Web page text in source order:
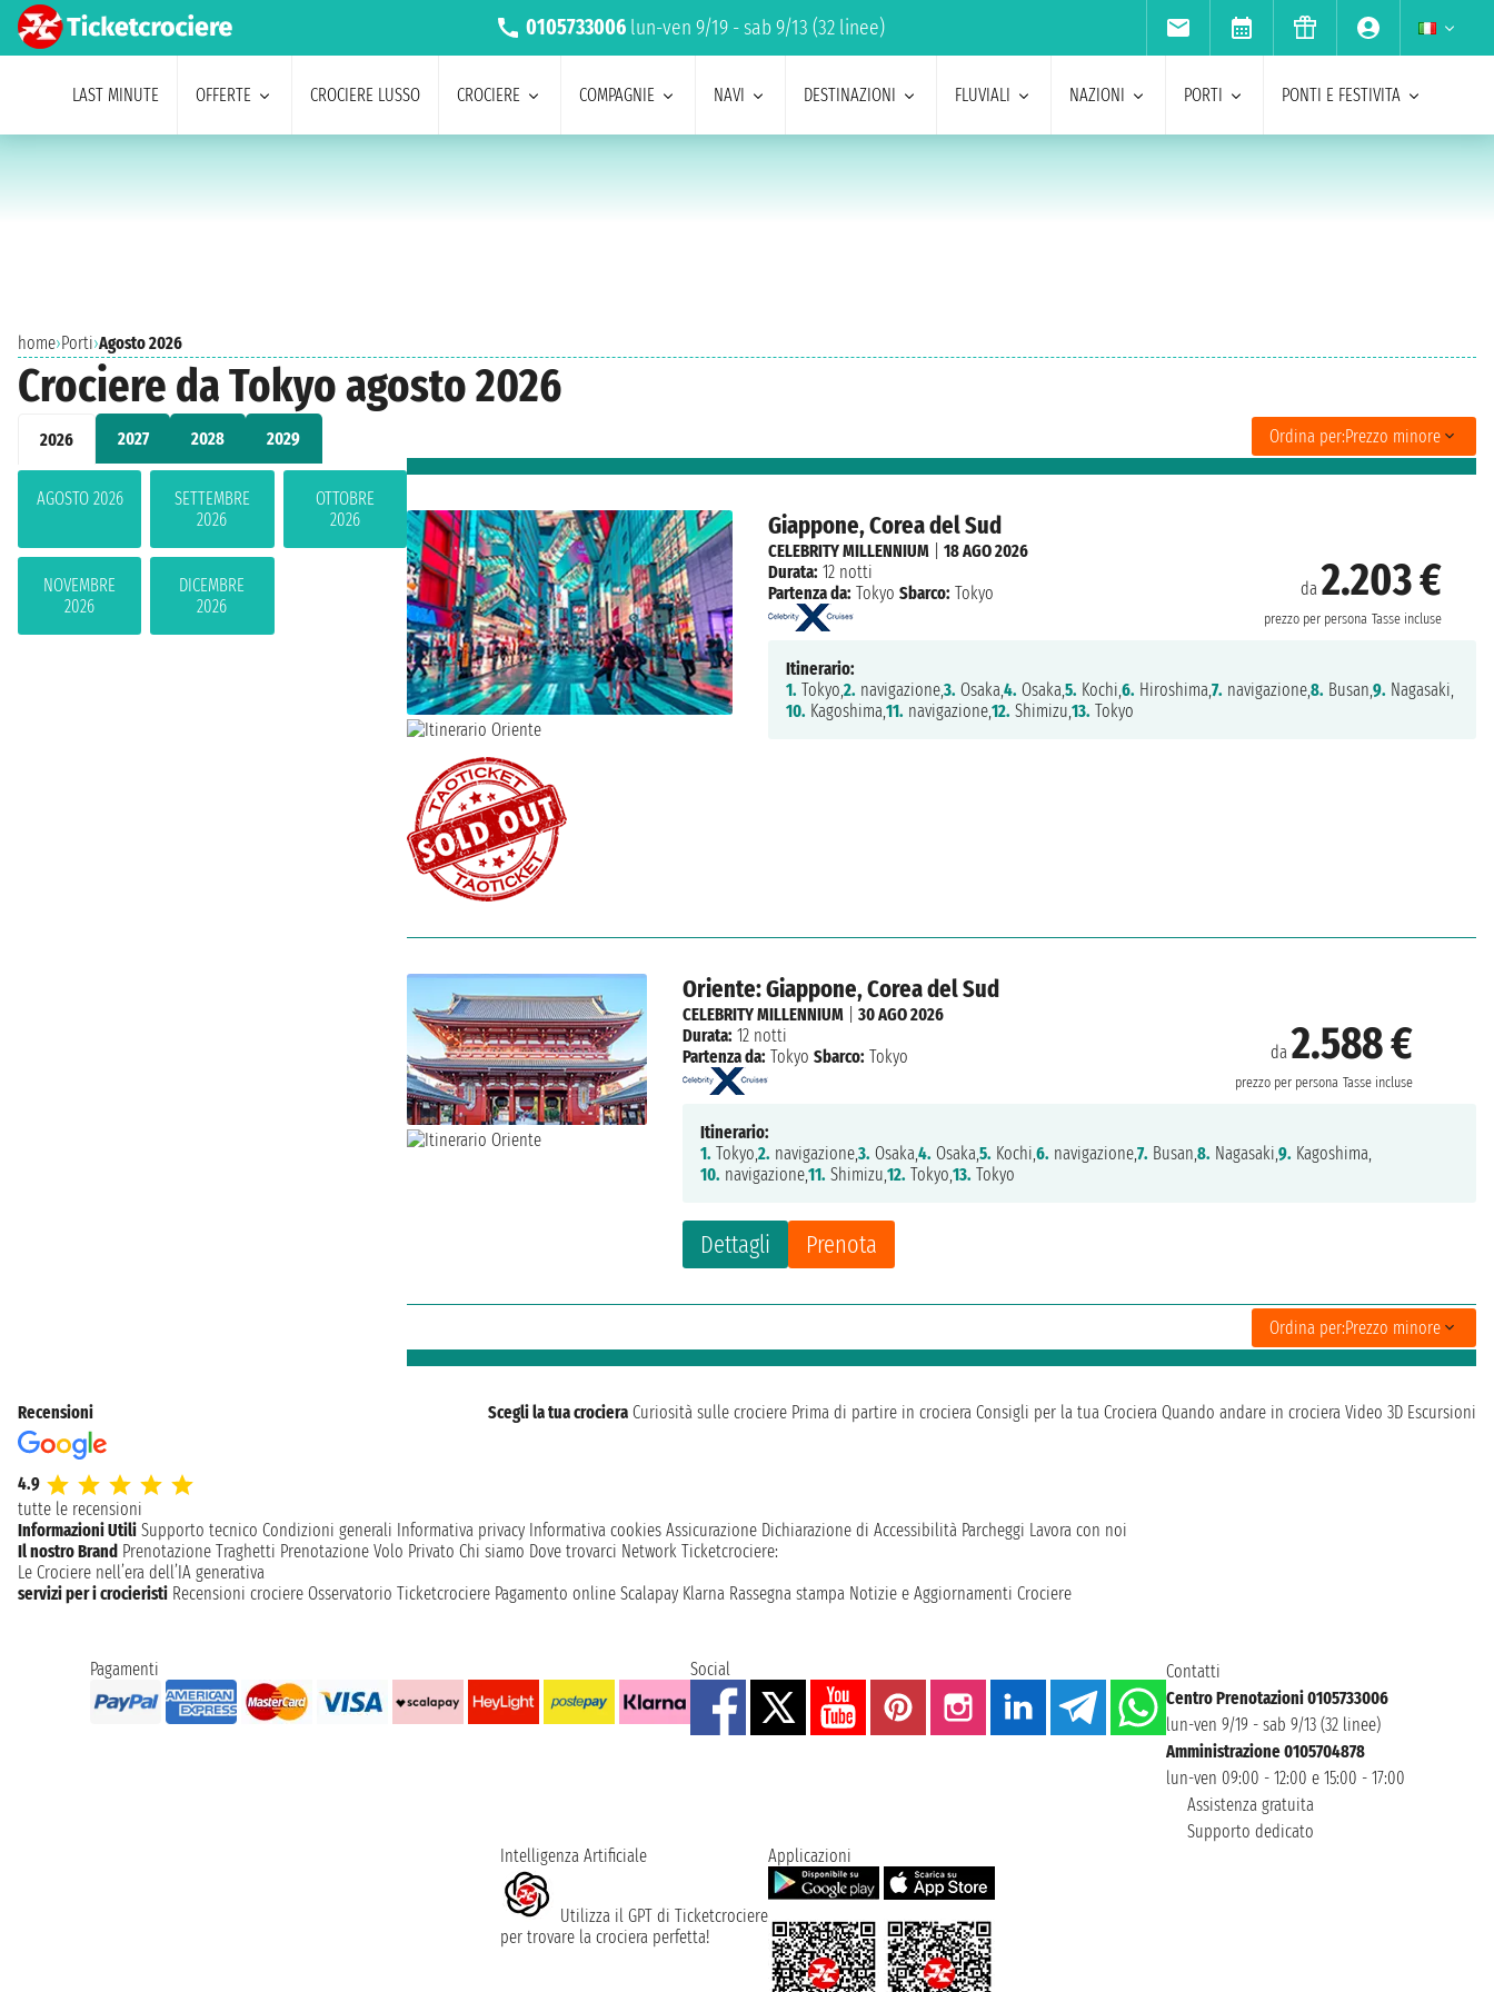
0105733006 lun-ven 9/19 - sab 9/13 (32 linee)
LAST MINUTE OFFERTE CROCIERE LUSSO CROCIERE COMPAGNIE NAVI DESTINAZIONI FLUVIALI NAZIONI PORTI PONTI E FESTIVITA
home›Porti›Agosto 2026
Crociere da Tokyo agosto 2026
2026 2027 2028 2029
AGOSTO 2026
SETTEMBRE
2026
OTTOBRE
2026
NOVEMBRE
2026
DICEMBRE
2026
Ordina per:Prezzo minore
Giappone, Corea del Sud
da 2.203 €
prezzo per persona Tasse incluse
CELEBRITY MILLENNIUM| 18 AGO 2026
Durata: 12 notti
Partenza da: Tokyo Sbarco: Tokyo
Itinerario:
1. Tokyo,2. navigazione,3. Osaka,4. Osaka,5. Kochi,6. Hiroshima,7. navigazione,8. Busan,9. Nagasaki,
10. Kagoshima,11. navigazione,12. Shimizu,13. Tokyo
Oriente: Giappone, Corea del Sud
da2.588 €
prezzo per persona Tasse incluse
Dettagli Prenota
CELEBRITY MILLENNIUM |30 AGO 2026
Durata: 12 notti
Partenza da: Tokyo Sbarco: Tokyo
Itinerario:
1. Tokyo,2. navigazione,3. Osaka,4. Osaka,5. Kochi,6. navigazione,7. Busan,8. Nagasaki,9. Kagoshima,
10. navigazione,11. Shimizu,12. Tokyo,13. Tokyo
Ordina per:Prezzo minore
Recensioni
4.9
tutte le recensioni
Scegli la tua crociera Curiosità sulle crociere Prima di partire in crociera Consigli per la tua Crociera Quando andare in crociera Video 3D Escursioni
Informazioni Utili Supporto tecnico Condizioni generali Informativa privacy Informativa cookies Assicurazione Dichiarazione di Accessibilità Parcheggi Lavora con noi
Il nostro Brand Prenotazione Traghetti Prenotazione Volo Privato Chi siamo Dove trovarci Network Ticketcrociere:
Le Crociere nell’era dell’IA generativa
servizi per i crocieristi Recensioni crociere Osservatorio Ticketcrociere Pagamento online Scalapay Klarna Rassegna stampa Notizie e Aggiornamenti Crociere
Pagamenti Social
Contatti
Centro Prenotazioni 0105733006
lun-ven 9/19 - sab 9/13 (32 linee)
Amministrazione 0105704878
lun-ven 09:00 - 12:00 e 15:00 - 17:00
Assistenza gratuita
Supporto dedicato
Intelligenza Artificiale
Utilizza il GPT di Ticketcrociere
per trovare la crociera perfetta!
Applicazioni